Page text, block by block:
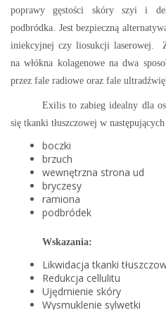
poprawy gęstości skóry szyi i
podbródka. Jest bezpieczną
iniekcyjnej czy liosukcji laserowej.
na włókna kolagenowe na dwa
przez fale radiowe oraz fale
Exilis to zabieg idealny dla
się tkanki tłuszczowej w następujących
boczki
brzuch
wewnętrzna strona ud
bryczesy
ramiona
podbródek
Wskazania:
Likwidacja tkanki
Redukcja cellulitu
Ujędrnienie skóry
Wysmuklenie sylwetki